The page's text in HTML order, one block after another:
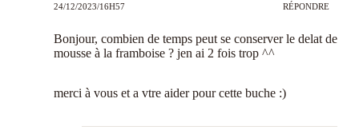
24/12/2023/16H57 RÉPONDRE
Bonjour, combien de temps peut se conserver le delat de
mousse à la framboise ? jen ai 2 fois trop ^^
merci à vous et a vtre aider pour cette buche :)